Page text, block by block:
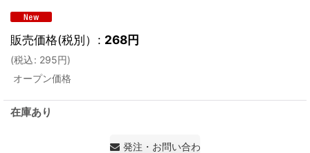
販売価格(税別） : 268円
(税込: 295円)
オープン価格
在庫あり
発注・お問い合わせ・見積もり依頼